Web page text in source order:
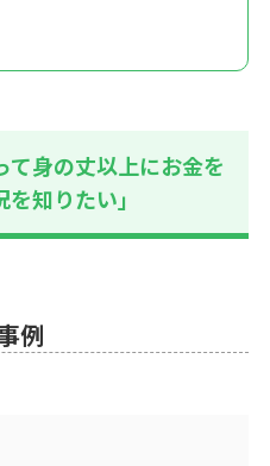
身の丈以上にお金を
知りたい」
例